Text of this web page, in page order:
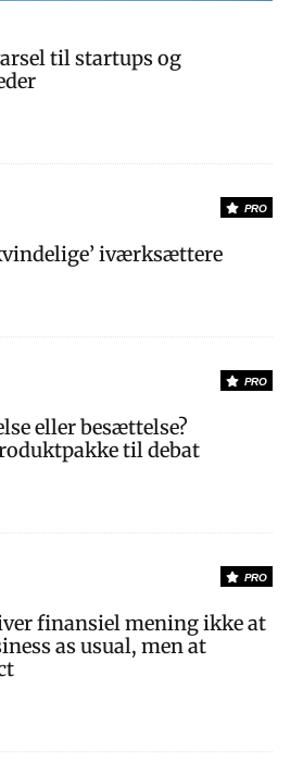
til startups og
PRO
iværksættere
PRO
eller besættelse?
til debat
PRO
finansiel mening ikke at
as usual, men at